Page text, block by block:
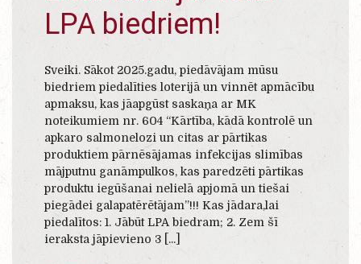
LPA biedriem!
Sveiki. Sākot 2025.gadu, piedāvājam mūsu
biedriem piedalīties loterijā un vinnēt apmācību
apmaksu, kas jāapgūst saskaņa ar MK
noteikumiem nr. 604 “Kārtība, kādā kontrolē un
apkaro salmonelozi un citas ar pārtikas
produktiem pārnēsājamas infekcijas slimības
mājputnu ganāmpulkos, kas paredzēti pārtikas
produktu iegūšanai nelielā apjomā un tiešai
piegādei galapatērētājam”!!! Kas jādara,lai
piedalītos: 1. Jābūt LPA biedram; 2. Zem šī
ieraksta jāpievieno 3 [...]